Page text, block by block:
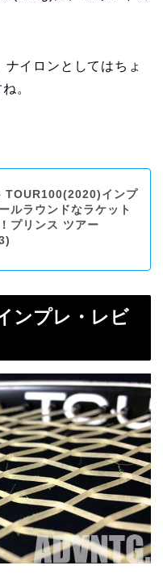
イロンとしてはちょ
。
TOUR100(2020)インプ
ルラウンドなラケット
プリンス ツアー
ンプレ・レビ